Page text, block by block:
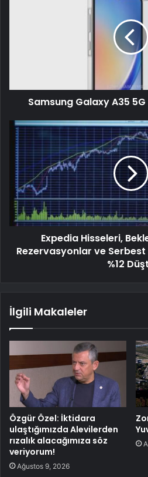
Samsung Galaxy A35
Expedia Hisseleri,
Rezervasyonlar ve Serbest
%12
İlgili Makaleler
Özgür Özel: İktidara
ulaştığımızda Alevilerden
rızalık alacağımıza söz
veriyorum!
Ağustos 9, 2026